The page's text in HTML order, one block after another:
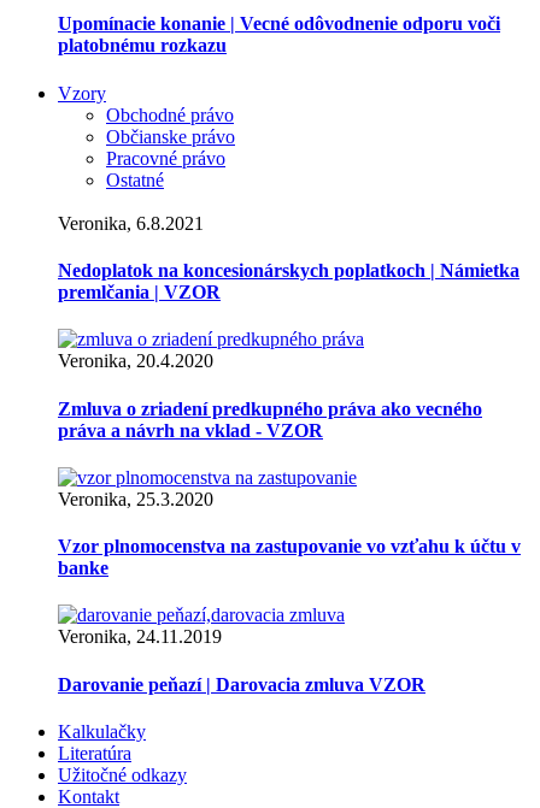
Upomínacie konanie | Vecné odôvodnenie odporu voči
platobnému rozkazu
Vzory
Obchodné právo
Občianske právo
Pracovné právo
Ostatné
Veronika, 6.8.2021
Nedoplatok na koncesionárskych poplatkoch | Námietka
premlčania | VZOR
Veronika, 20.4.2020
Zmluva o zriadení predkupného práva ako vecného
práva a návrh na vklad - VZOR
Veronika, 25.3.2020
Vzor plnomocenstva na zastupovanie vo vzťahu k účtu v
banke
Veronika, 24.11.2019
Darovanie peňazí | Darovacia zmluva VZOR
Kalkulačky
Literatúra
Užitočné odkazy
Kontakt